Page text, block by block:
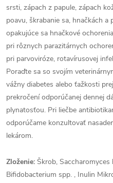
srsti, zápach z papule, zápach
poavu, škrabanie sa, hnačkách
opakujúce sa hnačkové
pri rôznych parazitárnych
pri parvoviróze, rotavírusovej
Poraďte sa so svojím
vážny diabetes alebo ťažkosti
prekročení odporúčanej dennej
plynatosťou. Pri liečbe
odporúčame konzultovať
lekárom.
Zloženie: Škrob,
Bifidobacterium spp. , Inulin